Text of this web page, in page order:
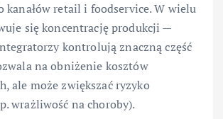
kanałów retail i foodservice. W wielu
się koncentrację produkcji —
kontrolują znaczną część
na obniżenie kosztów
ale może zwiększać ryzyko
wrażliwość na choroby).